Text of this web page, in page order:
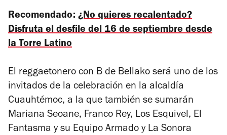
Recomendado: ¿No quieres recalentado?
Disfruta el desfile del 16 de septiembre desde
la Torre Latino
El reggaetonero con B de Bellako será uno de los
invitados de la celebración en la alcaldía
Cuauhtémoc, a la que también se sumarán
Mariana Seoane, Franco Rey, Los Esquivel, El
Fantasma y su Equipo Armado y La Sonora